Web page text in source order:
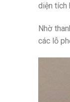
diện tích
Nhờ
các lỗ